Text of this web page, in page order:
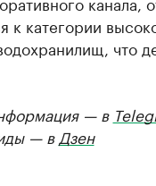
к категории
что
— в
— в Дзен